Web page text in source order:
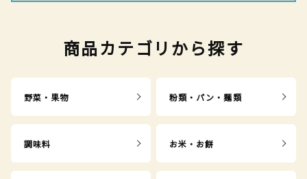
商品カテゴリから探す
野菜・果物 粉類・パン・麺類
調味料 お米・お餅